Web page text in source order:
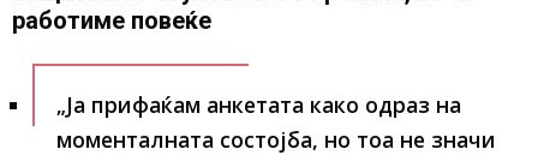
работиме повеќе
„Ја прифаќам анкетата како одраз на
моменталната состојба, но тоа не значи